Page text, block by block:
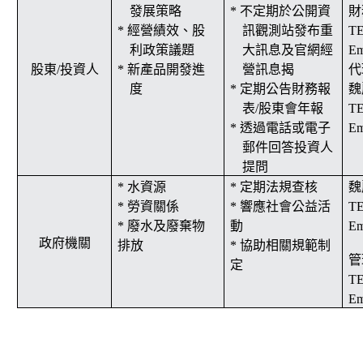
股東/投資人
發展策略
* 經營績效、股
利政策議題
* 新產品開發進
度
* 不定期於公開資
訊觀測站發布重
大訊息及官網經
營訊息揭
* 定期公告財務報
表/股東會年報
* 透過電話或電子
郵件回答投資人
提問
政府機關
* 水資源
* 勞資關係
* 廢水及廢棄物
排放
* 定期法規查核
* 響應社會公益活
動
* 協助相關規範制
定